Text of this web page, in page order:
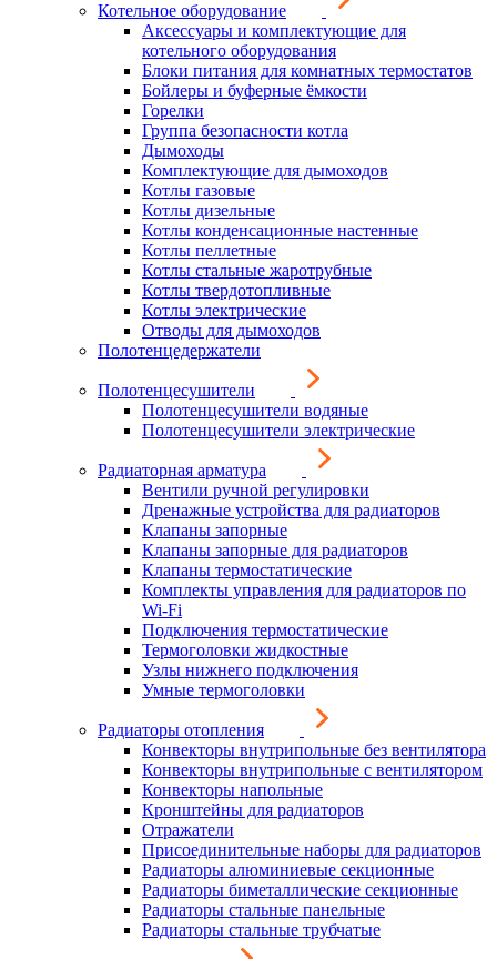
Котельное оборудование
Аксессуары и комплектующие для
котельного оборудования
Блоки питания для комнатных термостатов
Бойлеры и буферные ёмкости
Горелки
Группа безопасности котла
Дымоходы
Комплектующие для дымоходов
Котлы газовые
Котлы дизельные
Котлы конденсационные настенные
Котлы пеллетные
Котлы стальные жаротрубные
Котлы твердотопливные
Котлы электрические
Отводы для дымоходов
Полотенцедержатели
Полотенцесушители
Полотенцесушители водяные
Полотенцесушители электрические
Радиаторная арматура
Вентили ручной регулировки
Дренажные устройства для радиаторов
Клапаны запорные
Клапаны запорные для радиаторов
Клапаны термостатические
Комплекты управления для радиаторов по
Wi-Fi
Подключения термостатические
Термоголовки жидкостные
Узлы нижнего подключения
Умные термоголовки
Радиаторы отопления
Конвекторы внутрипольные без вентилятора
Конвекторы внутрипольные с вентилятором
Конвекторы напольные
Кронштейны для радиаторов
Отражатели
Присоединительные наборы для радиаторов
Радиаторы алюминиевые секционные
Радиаторы биметаллические секционные
Радиаторы стальные панельные
Радиаторы стальные трубчатые